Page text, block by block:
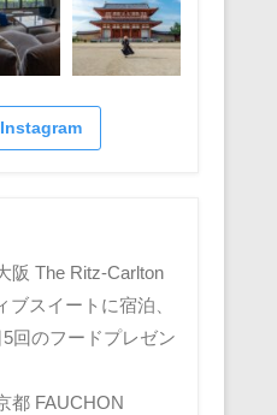
阪 The Ritz-Carlton
スイートに宿泊、
回のフードプレゼン
都 FAUCHON